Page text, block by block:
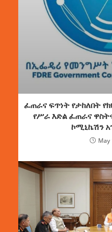
ፈጠራና ፍጥነት የታከለበት
የሥራ እድል ፈጠራና
ኮሚኒኬሽን
May